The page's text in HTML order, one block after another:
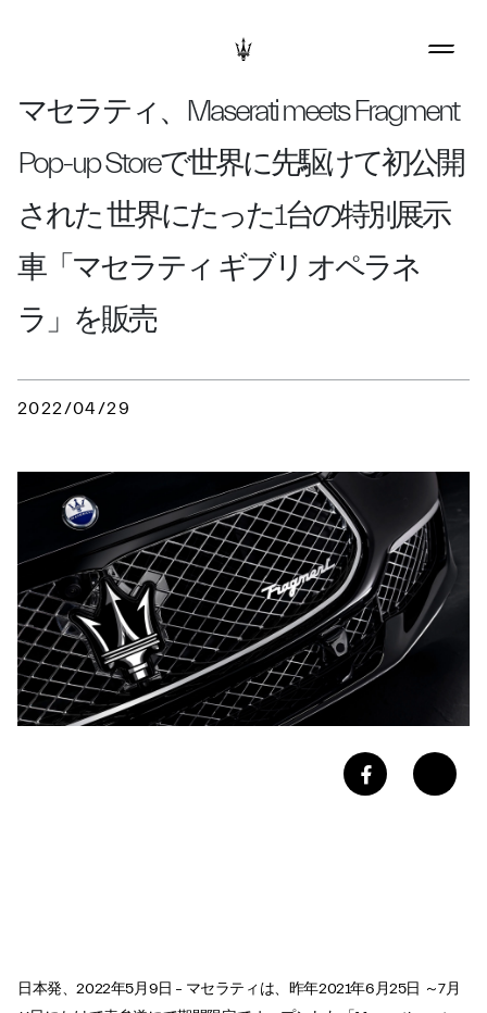
マセラティ、Maserati meets Fragment
Pop-up Storeで世界に先駆けて初公開
された 世界にたった1台の特別展示
車「マセラティ ギブリ オペラネ
ラ」を販売
2022/04/29
日本発、2022年5月9日 – マセラティは、昨年2021年6月25日 ～7月